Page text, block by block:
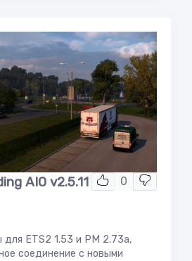
0
AIO v2.5.11
для ETS2 1.53 и PM 2.73a,
соединение с новыми